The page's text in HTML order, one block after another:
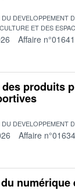
DEVELOPPEMENT
ET DES
Affaire
produits
DEVELOPPEMENT
Affaire
numérique